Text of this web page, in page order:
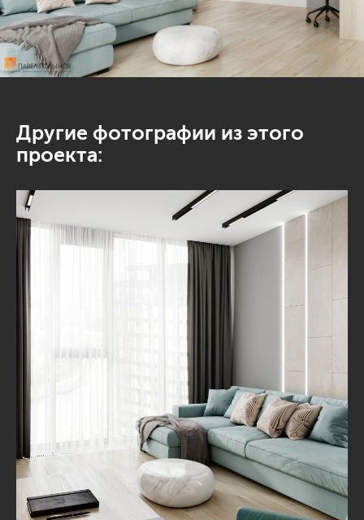
Другие фотографии из этого
проекта: